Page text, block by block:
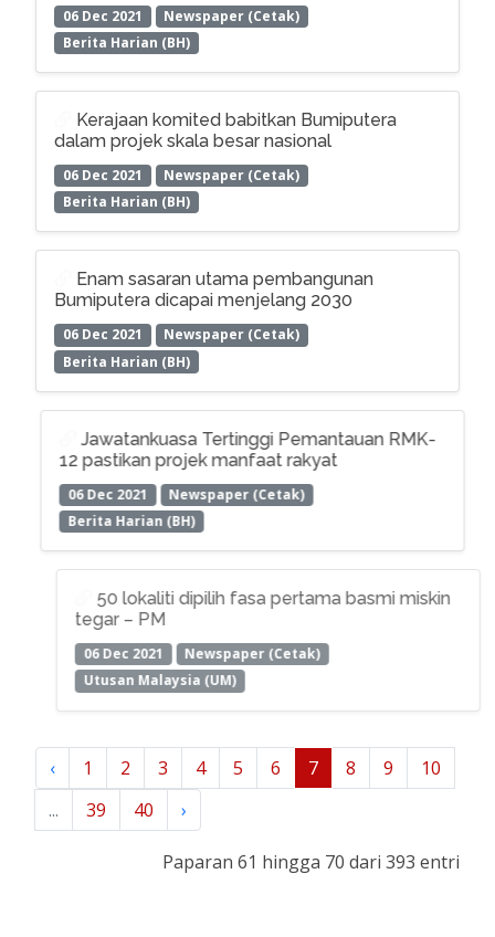
06 Dec 2021
Newspaper (Cetak)
Berita Harian (BH)
Kerajaan komited babitkan Bumiputera
dalam projek skala besar nasional
06 Dec 2021
Newspaper (Cetak)
Berita Harian (BH)
Enam sasaran utama pembangunan
Bumiputera dicapai menjelang 2030
06 Dec 2021
Newspaper (Cetak)
Berita Harian (BH)
Jawatankuasa Tertinggi Pemantauan RMK-
12 pastikan projek manfaat rakyat
06 Dec 2021
Newspaper (Cetak)
Berita Harian (BH)
50 lokaliti dipilih fasa pertama basmi miskin
tegar – PM
06 Dec 2021
Newspaper (Cetak)
Utusan Malaysia (UM)
‹ 1 2 3 4 5 6 7 8 9
10
...
39 40 ›
Paparan 61 hingga 70 dari 393 entri